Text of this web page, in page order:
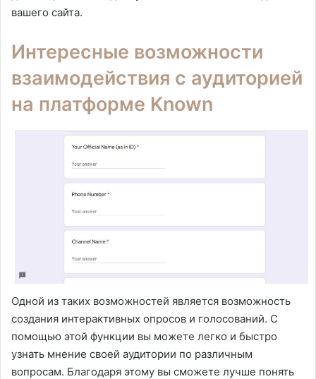
вашего сайта.
Интересные возможности
взаимодействия с аудиторией
на платформе Known
Одной из таких возможностей является возможность
создания интерактивных опросов и голосований. С
помощью этой функции вы можете легко и быстро
узнать мнение своей аудитории по различным
вопросам. Благодаря этому вы сможете лучше понять